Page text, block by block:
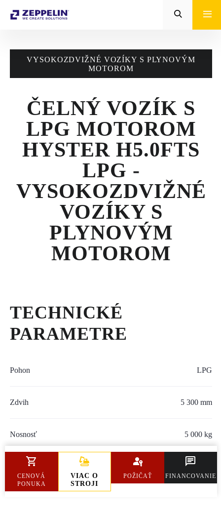
MALÁ MECHANIZÁCIA
ENERGETICKÉ SYSTÉMY
TRACTO
POŽIČOVŇA
POUŽITÉ STROJE
SERVIS A NÁHRADNÉ DIELY
PART.CAT.COM
O NÁS
KARIÉRA
KONTAKTY
VYSOKOZDVIŽNÉ VOZÍKY S PLYNOVÝM
MOTOROM
ČELNÝ VOZÍK S
LPG MOTOROM
HYSTER H5.0FTS
LPG -
VYSOKOZDVIŽNÉ
VOZÍKY S
PLYNOVÝM
MOTOROM
TECHNICKÉ
PARAMETRE
Pohon LPG
Zdvih 5 300 mm
Nosnosť 5 000 kg
Hmotnosť 7 244 kg
CENOVÁ
PONUKA
VIAC O
STROJI
POŽIČAŤ FINANCOVANIE